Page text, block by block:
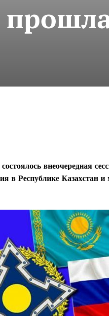
внеочередная
в Республике Казахстан